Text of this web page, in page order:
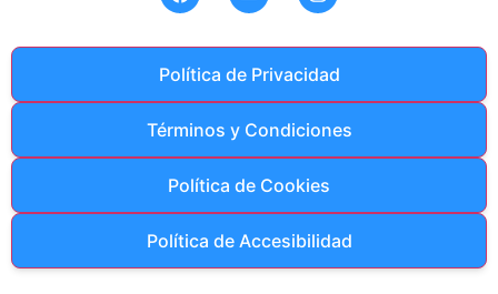
Política de Privacidad
Términos y Condiciones
Política de Cookies
Política de Accesibilidad